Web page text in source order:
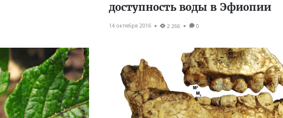
доступность воды в Эфиопии
14 октября 2016 2 266 0